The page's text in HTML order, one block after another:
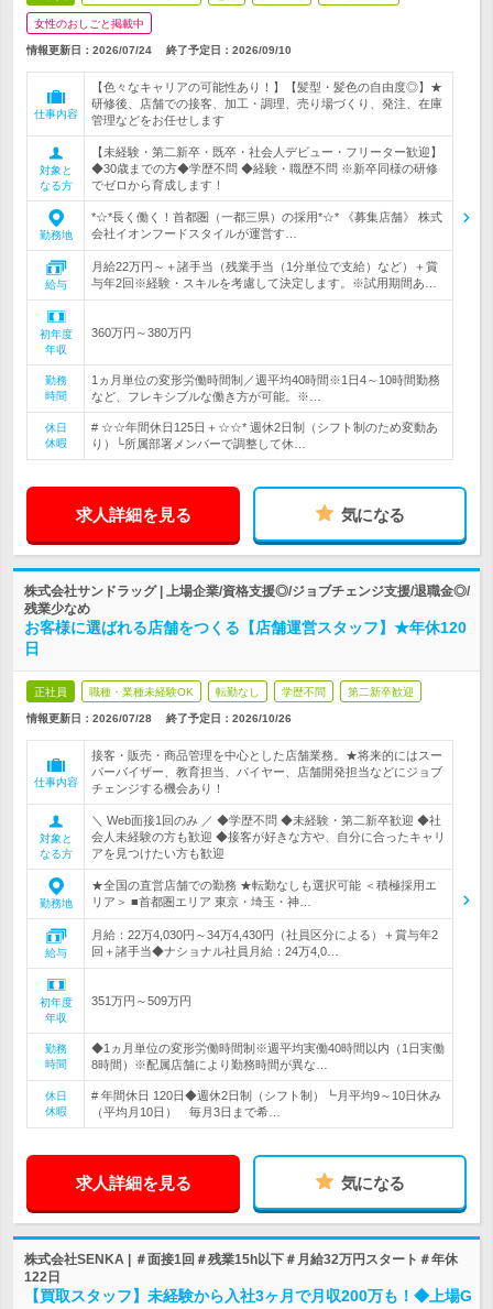
女性のおしごと掲載中
情報更新日：2026/07/24 終了予定日： 2026/09/10
仕事内容
【色々なキャリアの可能性あり！】【髪型・髪色の自由度◎】★
研修後、店舗での接客、加工・調理、売り場づくり、発注、在庫
管理などをお任せします
対象と
なる方
【未経験・第二新卒・既卒・社会人デビュー・フリーター歓迎】
◆30歳までの方◆学歴不問 ◆経験・職歴不問 ※新卒同様の研修
でゼロから育成します！
勤務地
*☆*長く働く！首都圏（一都三県）の採用*☆* 《募集店舗》 株式
会社イオンフードスタイルが運営す…
給与
月給22万円～＋諸手当（残業手当（1分単位で支給）など）＋賞
与年2回※経験・スキルを考慮して決定します。※試用期間あ…
初年度
年収
360万円～380万円
勤務
時間
1ヵ月単位の変形労働時間制／週平均40時間※1日4～10時間勤務
など、フレキシブルな働き方が可能。※…
休日
休暇
# ☆☆年間休日125日＋☆☆* 週休2日制（シフト制のため変動あ
り）└所属部署メンバーで調整して休…
求人詳細を見る 気になる
株式会社サンドラッグ | 上場企業/資格支援◎/ジョブチェンジ支援/退職金◎/
残業少なめ
お客様に選ばれる店舗をつくる【店舗運営スタッフ】★年休120
日
正社員 職種・業種未経験OK 転勤なし 学歴不問 第二新卒歓迎
情報更新日：2026/07/28 終了予定日： 2026/10/26
仕事内容
接客・販売・商品管理を中心とした店舗業務。★将来的にはスー
パーバイザー、教育担当、バイヤー、店舗開発担当などにジョブ
チェンジする機会あり！
対象と
なる方
＼ Web面接1回のみ ／ ◆学歴不問 ◆未経験・第二新卒歓迎 ◆社
会人未経験の方も歓迎 ◆接客が好きな方や、自分に合ったキャリ
アを見つけたい方も歓迎
勤務地
★全国の直営店舗での勤務 ★転勤なしも選択可能 ＜積極採用エ
リア＞ ■首都圏エリア 東京・埼玉・神…
給与
月給：22万4,030円～34万4,430円（社員区分による）＋賞与年2
回＋諸手当◆ナショナル社員月給：24万4,0…
初年度
年収
351万円～509万円
勤務
時間
◆1ヵ月単位の変形労働時間制※週平均実働40時間以内（1日実働
8時間）※配属店舗により勤務時間が異な…
休日
休暇
# 年間休日 120日◆週休2日制（シフト制）┗月平均9～10日休み
（平均月10日） 毎月3日まで希…
求人詳細を見る 気になる
株式会社SENKA | ＃面接1回＃残業15h以下＃月給32万円スタート＃年休
122日
【買取スタッフ】未経験から入社3ヶ月で月収200万も！◆上場G